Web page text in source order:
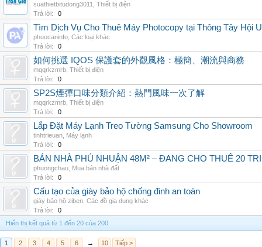
suathietbitudong3011
Thiết bị điện
Trả lời:
0
Tìm Dịch Vụ Cho Thuê Máy Photocopy tại Thông Tây Hội
phuocaninfo Các loại khác
Trả lời:
0
如何挑選 IQOS 保護套的外觀風格：極簡、潮流與商務
mqqrkzmrb Thiết bị điện
Trả lời:
0
SP2S煙彈口味分類介紹：熱門風味一次了解
mqqrkzmrb Thiết bị điện
Trả lời:
0
Lắp Đặt Máy Lạnh Treo Tường Samsung Cho Showroom
tinhtrieuan Máy lạnh
Trả lời:
0
BÁN NHÀ PHÚ NHUẬN 48M² – ĐANG CHO THUÊ 20
phuongchau Mua bán nhà đất
Trả lời:
0
Cấu tạo của giày bảo hộ chống đinh an toàn
giày bảo hộ ziben Các đồ gia dụng khác
Trả lời:
0
Hiển thị kết quả từ 1 đến 20 của 200
1 2 3 4 5 6 → 10 Tiếp >